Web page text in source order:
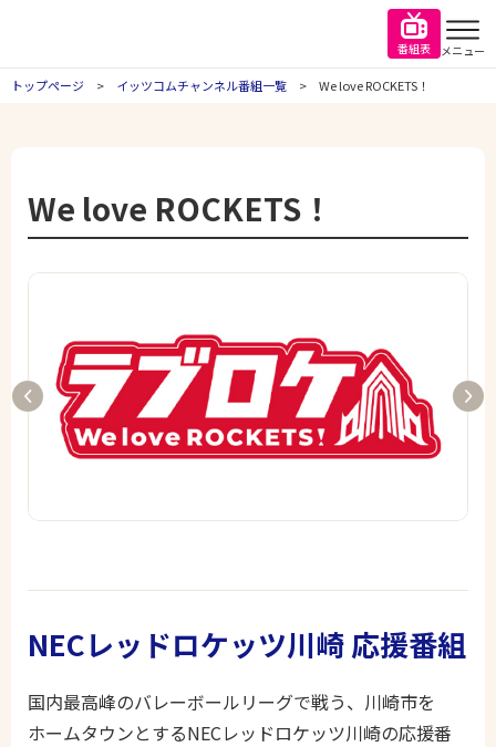
番組表 メニュー
トップページ イッツコムチャンネル番組一覧 We love ROCKETS！
We love ROCKETS！
NECレッドロケッツ川崎 応援番組
国内最高峰のバレーボールリーグで戦う、川崎市を
ホームタウンとするNECレッドロケッツ川崎の応援番